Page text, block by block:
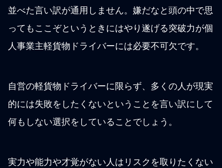
並べた言い訳が通用しません。嫌だなと頭の中で思
ってもここぞというときにはやり遂げる突破力が個
人事業主軽貨物ドライバーには必要不可欠です。
自営の軽貨物ドライバーに限らず、多くの人が現実
的には失敗をしたくないということを言い訳にして
何もしない選択をしていることでしょう。
実力や能力や才覚がない人はリスクを取りたくない